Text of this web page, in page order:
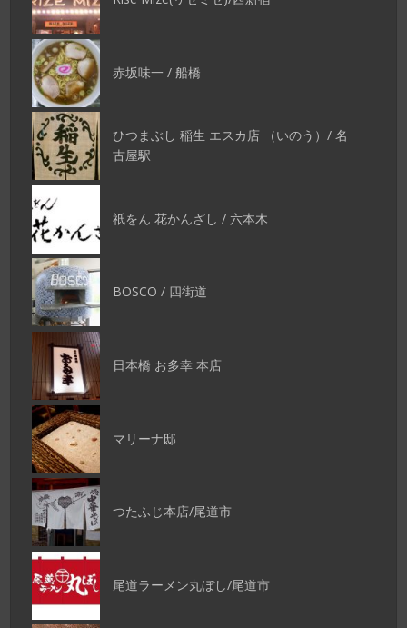
赤坂味一 / 船橋
ひつまぶし 稲生 エスカ店 （いのう）/ 名
古屋駅
祇をん 花かんざし / 六本木
BOSCO / 四街道
日本橋 お多幸 本店
マリーナ邸
つたふじ本店/尾道市
尾道ラーメン丸ぼし/尾道市